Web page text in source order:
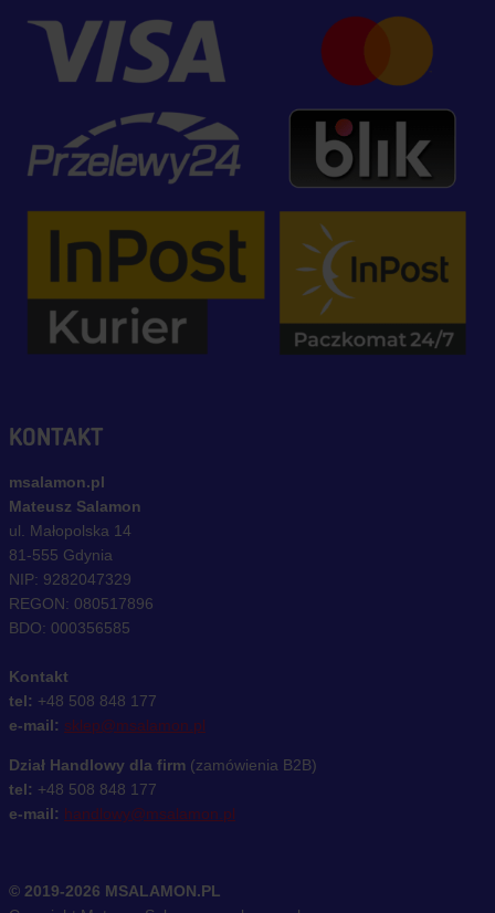
KONTAKT
msalamon.pl
Mateusz Salamon
ul. Małopolska 14
81-555 Gdynia
NIP: 9282047329
REGON: 080517896
BDO: 000356585
Kontakt
tel: +48 508 848 177
e-mail: sklep@msalamon.pl
Dział Handlowy dla firm (zamówienia B2B)
tel: +48 508 848 177
e-mail: handlowy@msalamon.pl
© 2019-2026 MSALAMON.PL